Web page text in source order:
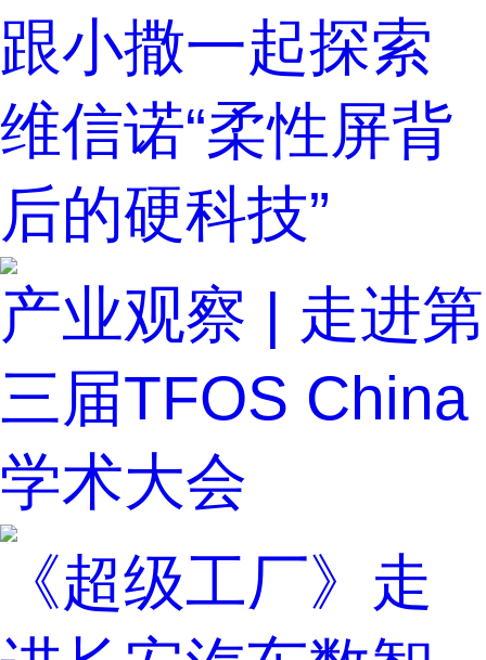
跟小撒一起探索
维信诺“柔性屏背
后的硬科技”
产业观察 | 走进第
三届TFOS China
学术大会
《超级工厂》走